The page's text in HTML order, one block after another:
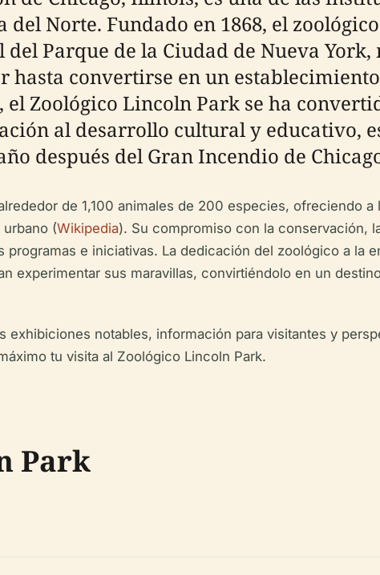
Norte. Fundado en 1868, el
Parque de la Ciudad de Nueva
convertirse en un
el Zoológico Lincoln Park se ha
al desarrollo cultural y educativo,
después del Gran Incendio de
de 1,100 animales de 200 especies, ofreciendo a
(Wikipedia). Su compromiso con la conservación,
e iniciativas. La dedicación del zoológico a la
experimentar sus maravillas, convirtiéndolo en un
notables, información para visitantes y
tu visita al Zoológico Lincoln Park.
Park